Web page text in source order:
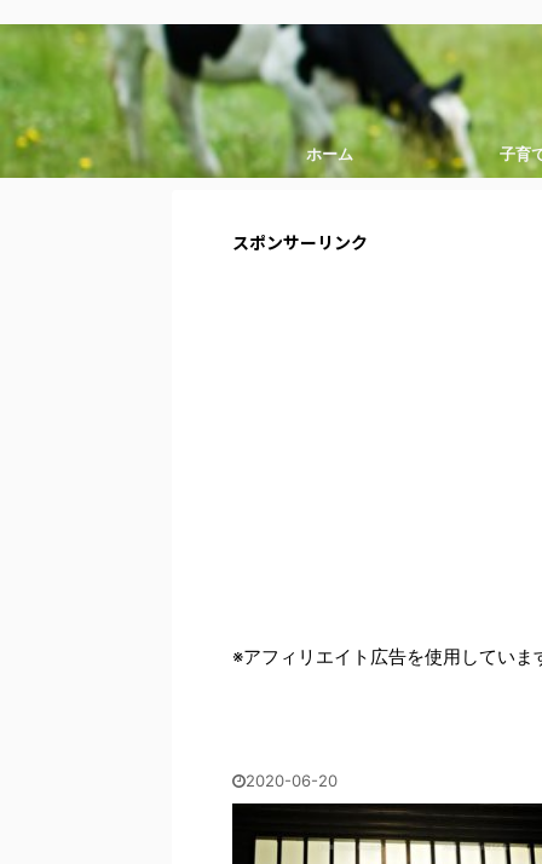
ホーム 子育
スポンサーリンク
※アフィリエイト広告を使用していま
2020-06-20